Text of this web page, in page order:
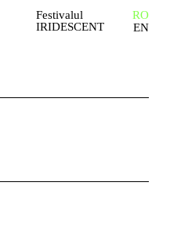
Festivalul
IRIDESCENT
RO
EN